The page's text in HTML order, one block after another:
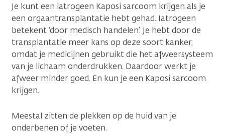
Je kunt een iatrogeen Kaposi sarcoom krijgen als je
een orgaantransplantatie hebt gehad. Iatrogeen
betekent ‘door medisch handelen’. Je hebt door de
transplantatie meer kans op deze soort kanker,
omdat je medicijnen gebruikt die het afweersysteem
van je lichaam onderdrukken. Daardoor werkt je
afweer minder goed. En kun je een Kaposi sarcoom
krijgen.
Meestal zitten de plekken op de huid van je
onderbenen of je voeten.